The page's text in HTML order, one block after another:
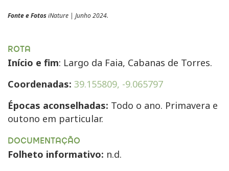
Fonte e FotosiNature | Junho 2024.
ROTA
Início e fim: Largo da Faia, Cabanas de Torres.
Coordenadas: 39.155809, -9.065797
Épocas aconselhadas: Todo o ano. Primavera e
outono em particular.
DOCUMENTAÇÃO
Folheto informativo: n.d.